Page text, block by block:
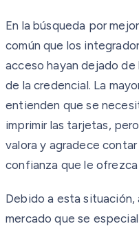
En la búsqueda por
común que los
acceso hayan dejado
de la credencial. La
entienden que se
imprimir las tarjetas,
valora y agradece
confianza que le ofrezca
Debido a esta
mercado que se